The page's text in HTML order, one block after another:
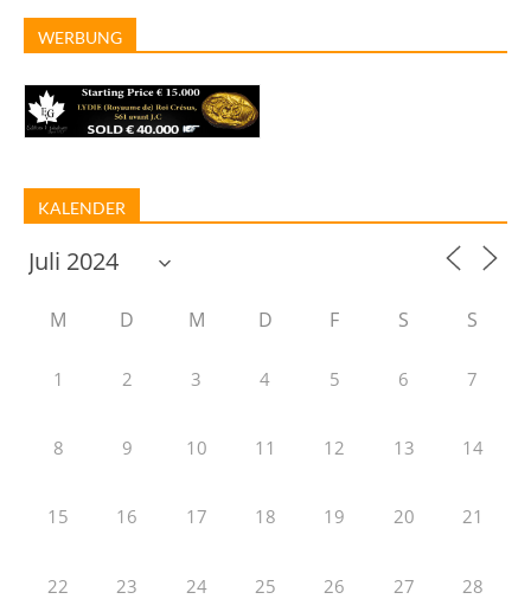
WERBUNG
KALENDER
M D M D F S S
1 2 3 4 5 6 7
8 9 10 11 12 13 14
15 16 17 18 19 20 21
22 23 24 25 26 27 28